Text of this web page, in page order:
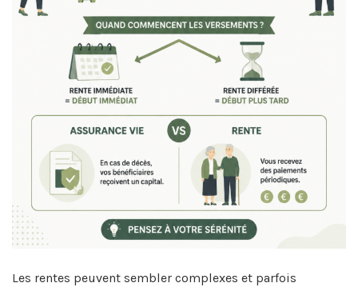
Les rentes peuvent sembler complexes et parfois